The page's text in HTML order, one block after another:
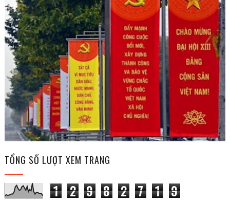
TỔNG SỐ LƯỢT XEM TRANG
1 2 9 8 2 7 1 9